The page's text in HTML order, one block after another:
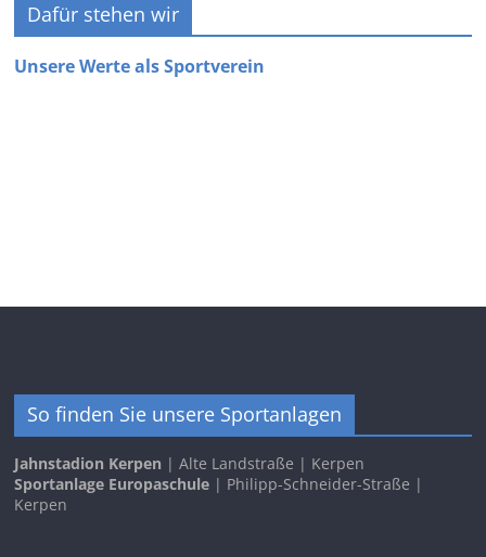
Dafür stehen wir
Unsere Werte als Sportverein
So finden Sie unsere Sportanlagen
Jahnstadion Kerpen | Alte Landstraße | Kerpen
Sportanlage Europaschule | Philipp-Schneider-Straße |
Kerpen